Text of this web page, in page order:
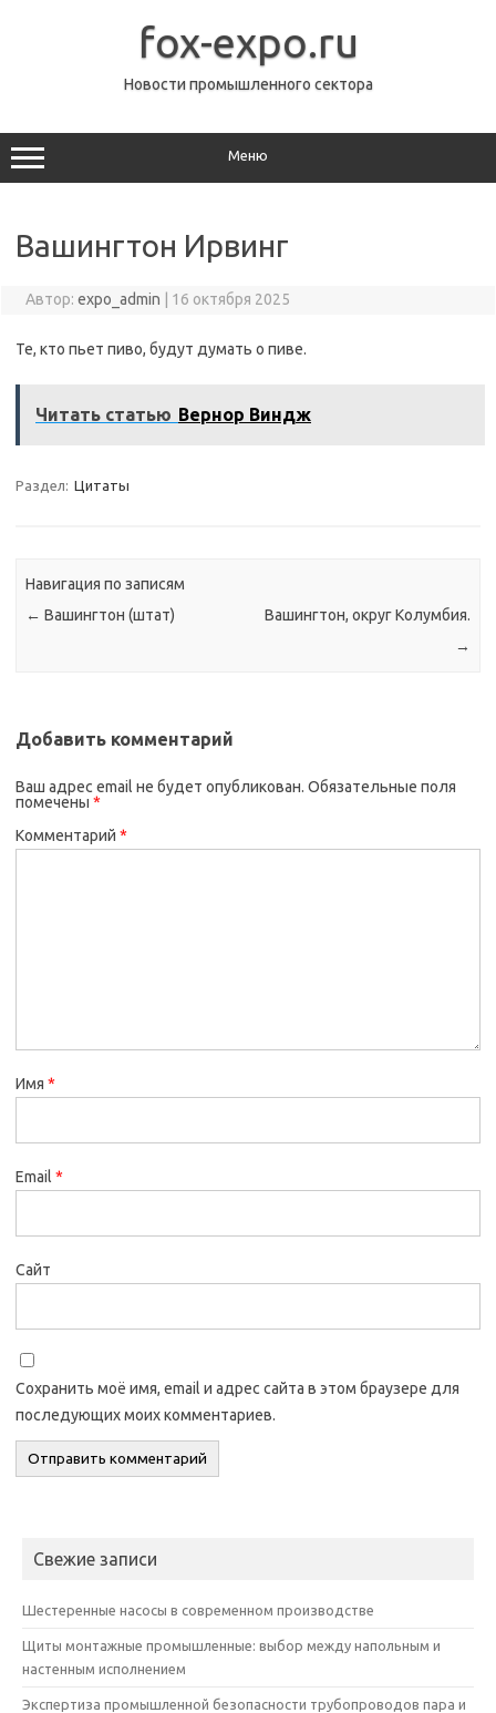
fox-expo.ru
Новости промышленного сектора
Меню
Вашингтон Ирвинг
Автор: expo_admin 16 октября 2025
Те, кто пьет пиво, будут думать о пиве.
Читать статью Вернор Виндж
Раздел: Цитаты
Навигация по записям
← Вашингтон (штат)
Вашингтон, округ Колумбия.
→
Добавить комментарий
Ваш адрес email не будет опубликован. Обязательные поля
помечены *
Комментарий *
Имя *
Email *
Сайт
Сохранить моё имя, email и адрес сайта в этом браузере для
последующих моих комментариев.
Свежие записи
Шестеренные насосы в современном производстве
Щиты монтажные промышленные: выбор между напольным и
настенным исполнением
Экспертиза промышленной безопасности трубопроводов пара и